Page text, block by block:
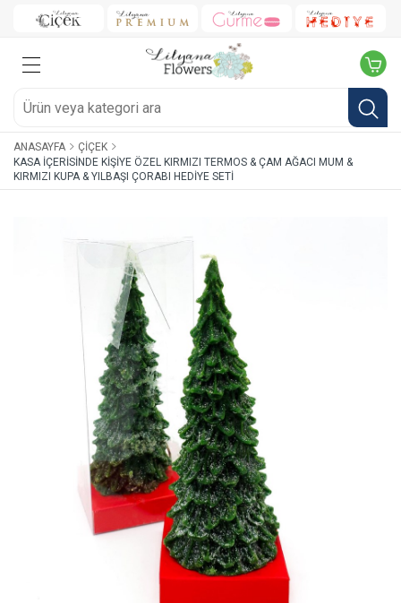
ANASAYFA
ÇIÇEK
KASA İÇERISINDE KIŞIYE ÖZEL KIRMIZI TERMOS & ÇAM AĞACI MUM &
KIRMIZI KUPA & YILBAŞI ÇORABI HEDIYE SETI